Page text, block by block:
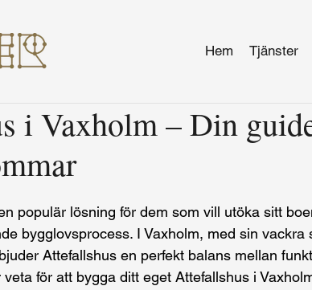
Hem Tjänster
i Vaxholm – Din
populär lösning för dem som vill utöka sitt
bygglovsprocess. I Vaxholm, med sin vackra
Attefallshus en perfekt balans mellan
för att bygga ditt eget Attefallshus i